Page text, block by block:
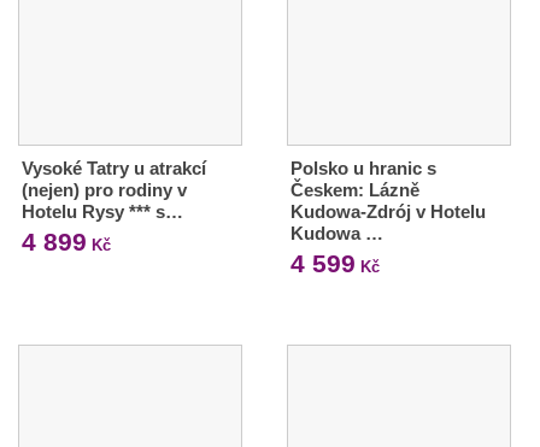
Vysoké Tatry u atrakcí
(nejen) pro rodiny v
Hotelu Rysy *** s…
4 899 Kč
Polsko u hranic s
Českem: Lázně
Kudowa-Zdrój v Hotelu
Kudowa …
4 599 Kč